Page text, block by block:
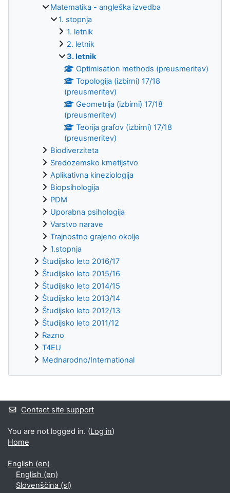
Matematika - angleška izvedba
1. stopnja
1. letnik
2. letnik
3. letnik
Optimisation methods (preusmeritev)
Topologija (izbirni) 17/18
(preusmeritev)
Geometrija (izbirni) 17/18
(preusmeritev)
Teorija grafov (izbirni) 17/18
(preusmeritev)
Biodiverziteta
Sredozemsko kmetijstvo
Aplikativna kineziologija
Biopsihologija
PDM
Uporabna psihologija
Varstvo narave
Trajnostno grajeno okolje
1.stopnja
Študijsko leto 2016/17
Študijsko leto 2015/16
Študijsko leto 2014/15
Študijsko leto 2013/14
Študijsko leto 2012/13
Študijsko leto 2011/12
Razno
T4EU
Mednarodno/International
Supplementary blocks
Contact site support
You are not logged in. (Log in)
Home
English ‎(en)‎
English ‎(en)‎
Slovenščina ‎(sl)‎